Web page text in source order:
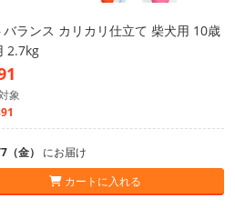
バランス カリカリ仕立て 柴犬用 10歳
2.7kg
象
（金） にお届け
カートに入れる